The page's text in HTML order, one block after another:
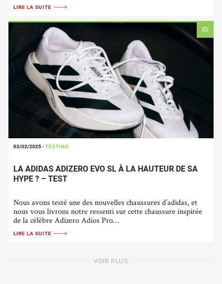
LIRE LA SUITE
03/02/2025-TESTING
LA ADIDAS ADIZERO EVO SL À LA HAUTEUR DE SA
HYPE ? – TEST
Nous avons testé une des nouvelles chaussures d’adidas, et
nous vous livrons notre ressenti sur cette chaussure inspirée
de la célèbre Adizero Adios Pro…
LIRE LA SUITE
VOIR PLUS